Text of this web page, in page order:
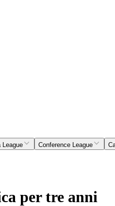
League Conference League
per tre anni